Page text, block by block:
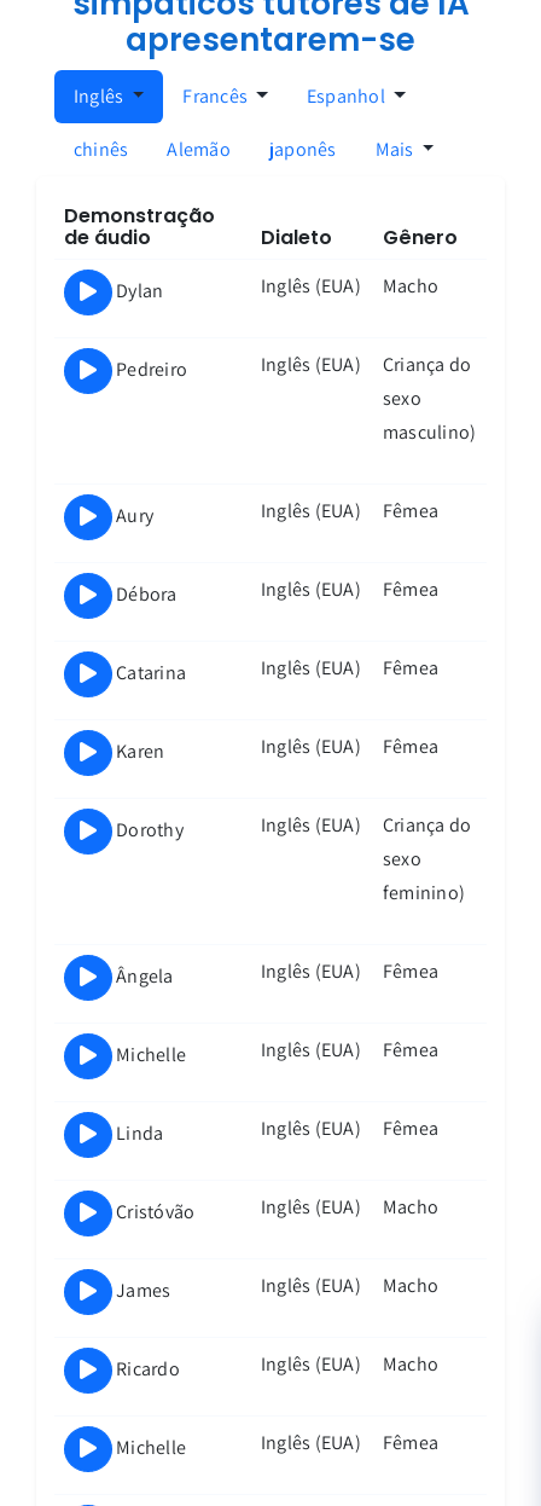
apresentarem-se
Inglês Francês Espanhol
chinês Alemão japonês Mais
Demonstração
de áudio Dialeto Gênero
Dylan Inglês (EUA) Macho
Pedreiro Inglês (EUA)
Criança do
sexo
masculino)
Aury Inglês (EUA) Fêmea
Débora Inglês (EUA) Fêmea
Catarina Inglês (EUA) Fêmea
Karen Inglês (EUA) Fêmea
Dorothy Inglês (EUA)
Criança do
sexo
feminino)
Ângela Inglês (EUA) Fêmea
Michelle Inglês (EUA) Fêmea
Linda Inglês (EUA) Fêmea
Cristóvão Inglês (EUA) Macho
James Inglês (EUA) Macho
Ricardo Inglês (EUA) Macho
Michelle Inglês (EUA) Fêmea
idiomas ao vivo com um tutor
de IA
Ligue para praticar a partir do seu
telefone ou navegador a qualquer
momento!
Que idioma você quer aprender?
Selecione um idioma
Qual é a sua língua nativa?
de
COMECE O TESTE GRATUITO
Categoria:Uncategorized
*Todos os planos incluem um teste
gratuito de 7 dias com 3 minutos de
conversação. Após o período de
do seu plano. Você pode atualizar ou
cancelar sua assinatura a qualquer
momento.